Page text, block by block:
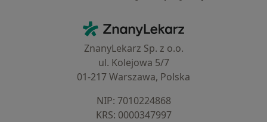
ZnanyLekarz - Strona główna
ZnanyLekarz Sp. z o.o.
ul. Kolejowa 5/7
01-217 Warszawa, Polska
NIP: ⁠7010224868
KRS: ⁠0000347997